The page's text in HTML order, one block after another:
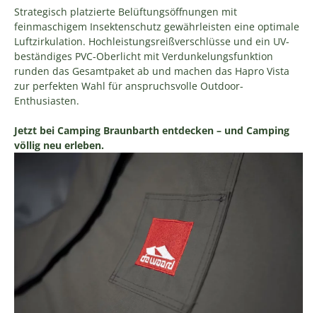
Strategisch platzierte Belüftungsöffnungen mit
feinmaschigem Insektenschutz gewährleisten eine optimale
Luftzirkulation. Hochleistungsreißverschlüsse und ein UV-
beständiges PVC-Oberlicht mit Verdunkelungsfunktion
runden das Gesamtpaket ab und machen das Hapro Vista
zur perfekten Wahl für anspruchsvolle Outdoor-
Enthusiasten.
Jetzt bei Camping Braunbarth entdecken – und Camping
völlig neu erleben.